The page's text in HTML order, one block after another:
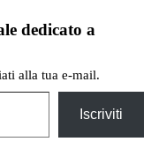
dedicato a
alla tua e-mail.
Iscriviti